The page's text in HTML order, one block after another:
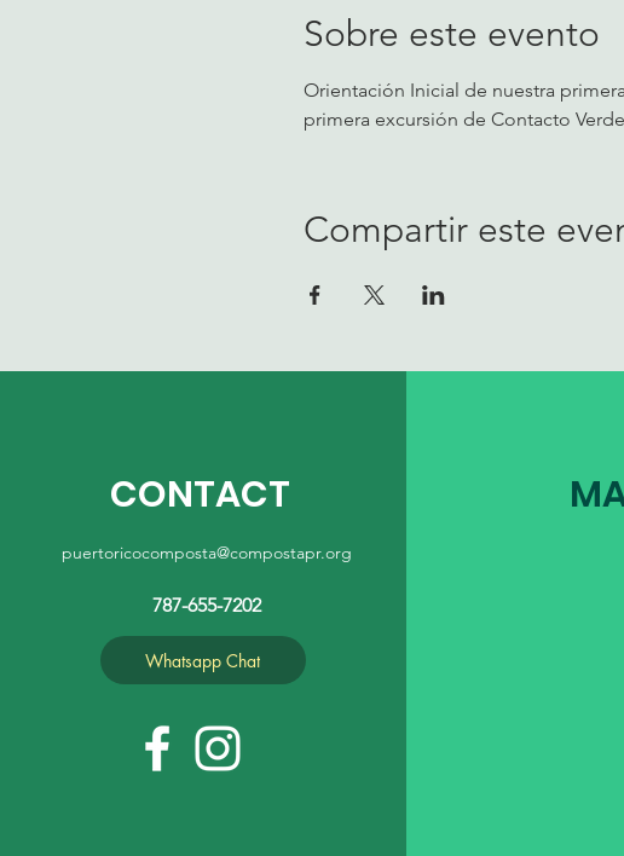
Sobre este evento
Orientación Inicial de nuestra
primera excursión de Contacto
Compartir este
CONTACT
puertoricocomposta@compostapr.org
787-655-7202
Whatsapp Chat